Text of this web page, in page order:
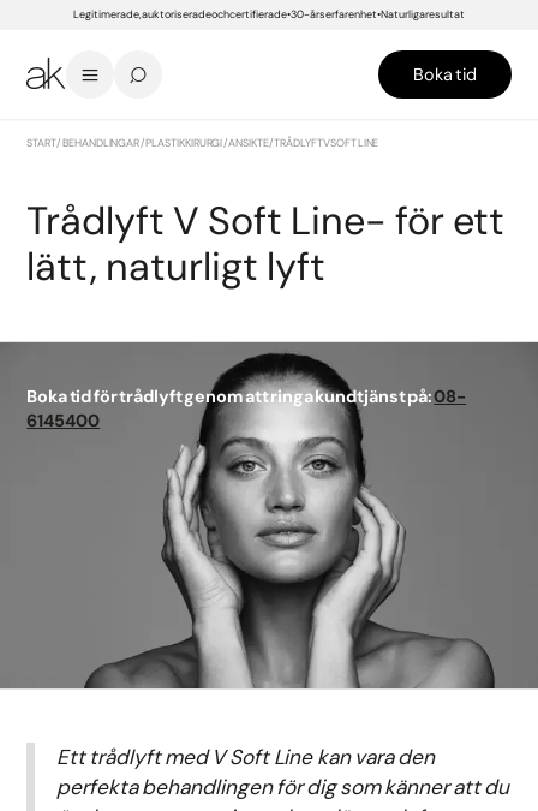
Legitimerade, auktoriserade och certifierade 30-års erfarenhet Naturliga resultat
Boka tid
START/BEHANDLINGAR/PLASTIKKIRURGI/ANSIKTE/TRÅDLYFT V SOFT LINE
Trådlyft V Soft Line- för ett
lätt, naturligt lyft
Boka tid för trådlyft genom att ringa kundtjänst på:08-
6145400
Ett trådlyft med V Soft Line kan vara den
perfekta behandlingen för dig som känner att du